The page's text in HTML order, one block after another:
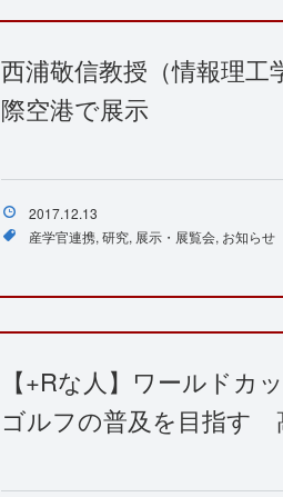
西浦敬信教授（情報理工
際空港で展示
2017.12.13
産学官連携 研究 展示・展覧会 お知らせ
【+Rな人】ワールドカ
ゴルフの普及を目指す